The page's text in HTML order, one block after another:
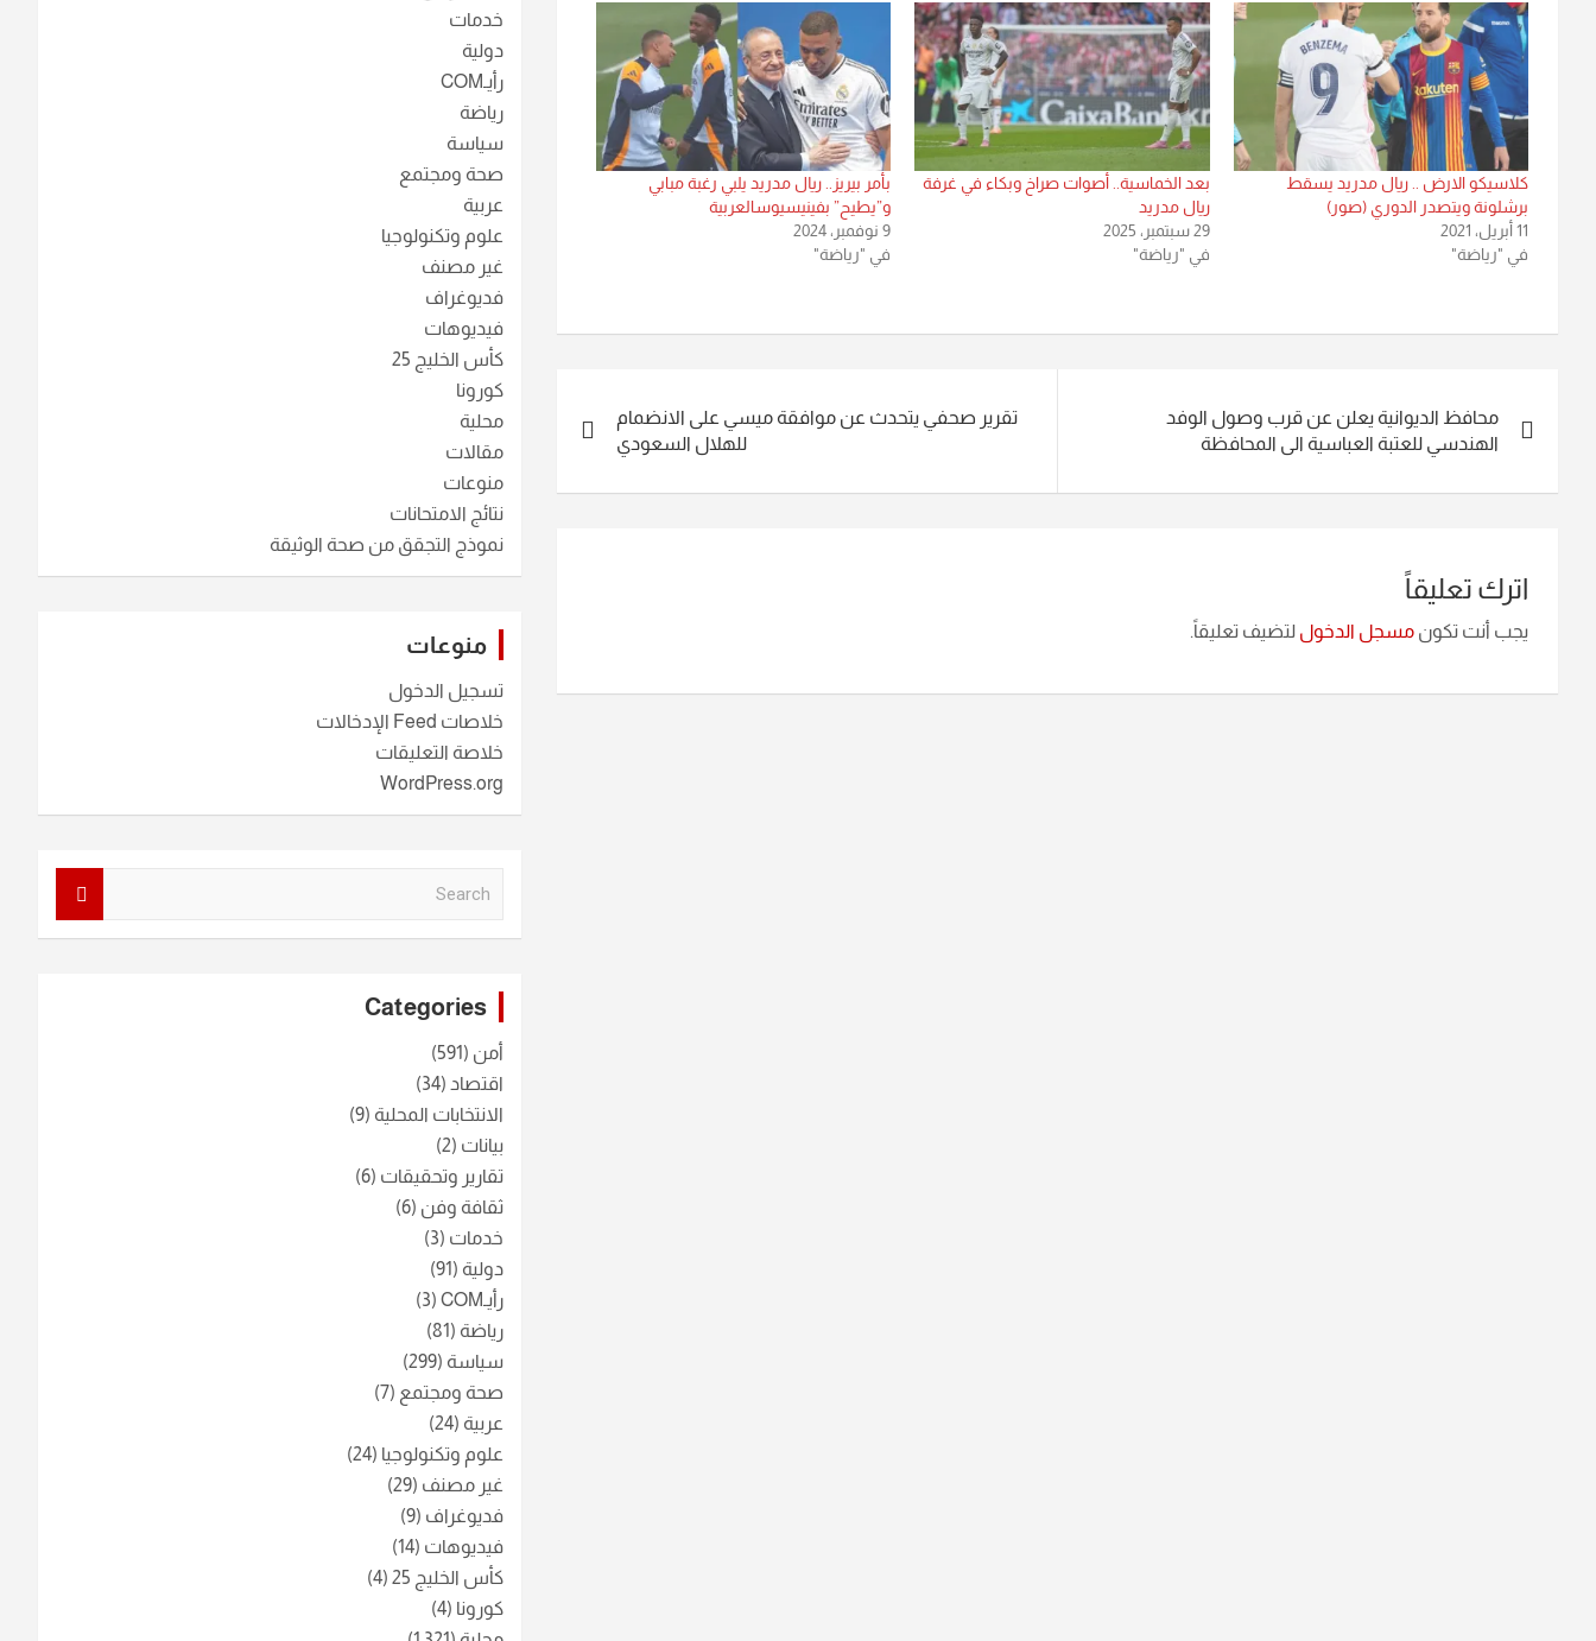
كلاسيكو الارض .. ريال مدريد يسقط
برشلونة ويتصدر الدوري (صور)
11 أبريل، 2021
في "رياضة"
بعد الخماسية.. أصوات صراخ وبكاء في غرفة
ريال مدريد
29 سبتمبر، 2025
في "رياضة"
بأمر بيريز.. ريال مدريد يلبي رغبة مبابي
و”يطيح” بفينيسيوسالعربية
9 نوفمبر، 2024
في "رياضة"
المقالات
محافظ الديوانية يعلن عن قرب وصول الوفد
الهندسي للعتبة العباسية الى المحافظة
تقرير صحفي يتحدث عن موافقة ميسي على الانضمام
للهلال السعودي
اترك تعليقاً
يجب أنت تكون مسجل الدخول لتضيف تعليقاً.
خدمات
دولية
رأيـCOM
رياضة
سياسة
صحة ومجتمع
عربية
علوم وتكنولوجيا
غير مصنف
فديوغراف
فيديوهات
كأس الخليج 25
كورونا
محلية
مقالات
منوعات
نتائج الامتحانات
نموذج التجقق من صحة الوثيقة
منوعات
تسجيل الدخول
خلاصات Feed الإدخالات
خلاصة التعليقات
WordPress.org
Categories
أمن (591)
اقتصاد (34)
الانتخابات المحلية (9)
بيانات (2)
تقارير وتحقيقات (6)
ثقافة وفن (6)
خدمات (3)
دولية (91)
رأيـCOM
(3)
رياضة (81)
سياسة (299)
صحة ومجتمع (7)
عربية (24)
علوم وتكنولوجيا (24)
غير مصنف (29)
فديوغراف (9)
فيديوهات (14)
كأس الخليج 25
(4)
كورونا (4)